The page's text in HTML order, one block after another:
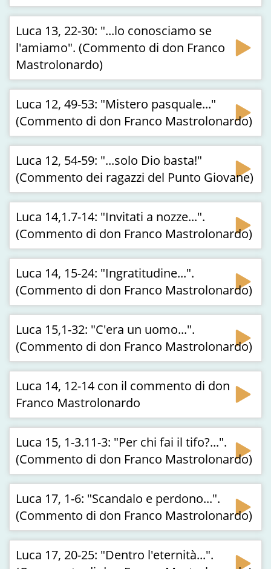
Luca 13, 22-30: "...lo conosciamo se
l'amiamo". (Commento di don Franco
Mastrolonardo)
Luca 12, 49-53: "Mistero pasquale..."
(Commento di don Franco Mastrolonardo)
Luca 12, 54-59: "...solo Dio basta!"
(Commento dei ragazzi del Punto Giovane)
Luca 14,1.7-14: "Invitati a nozze...".
(Commento di don Franco Mastrolonardo)
Luca 14, 15-24: "Ingratitudine...".
(Commento di don Franco Mastrolonardo)
Luca 15,1-32: "C'era un uomo...".
(Commento di don Franco Mastrolonardo)
Luca 14, 12-14 con il commento di don
Franco Mastrolonardo
Luca 15, 1-3.11-3: "Per chi fai il tifo?...".
(Commento di don Franco Mastrolonardo)
Luca 17, 1-6: "Scandalo e perdono...".
(Commento di don Franco Mastrolonardo)
Luca 17, 20-25: "Dentro l'eternità...".